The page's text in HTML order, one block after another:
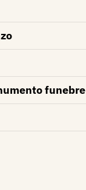
funebre